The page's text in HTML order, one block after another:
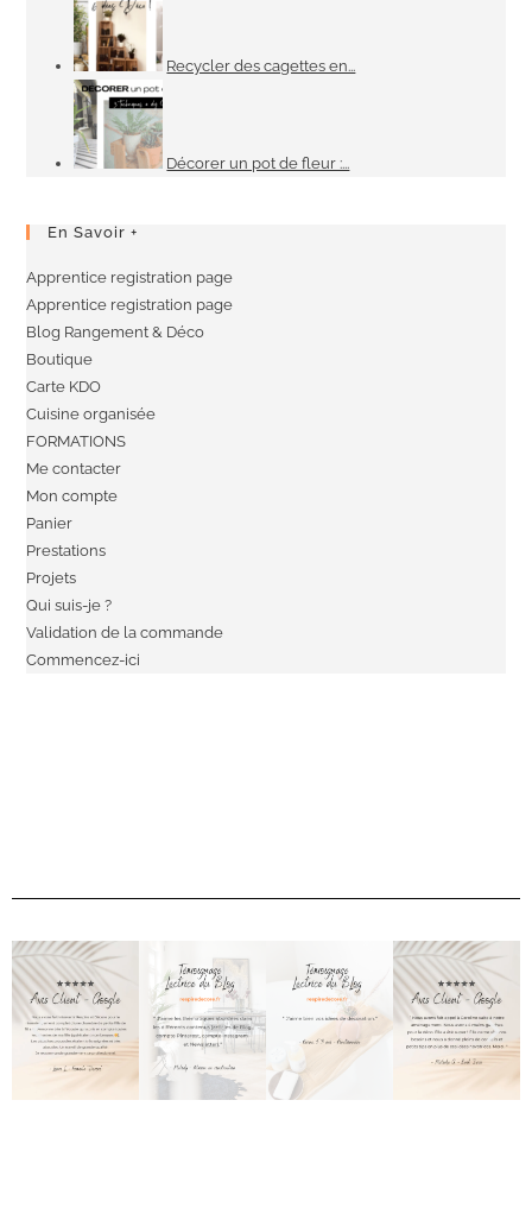
En Savoir +
Apprentice registration page
Apprentice registration page
Blog Rangement & Déco
Boutique
Carte KDO
Cuisine organisée
FORMATIONS
Me contacter
Mon compte
Panier
Prestations
Projets
Qui suis-je ?
Validation de la commande
Commencez-ici